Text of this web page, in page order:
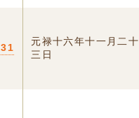
元禄十六年十一月二十
三日